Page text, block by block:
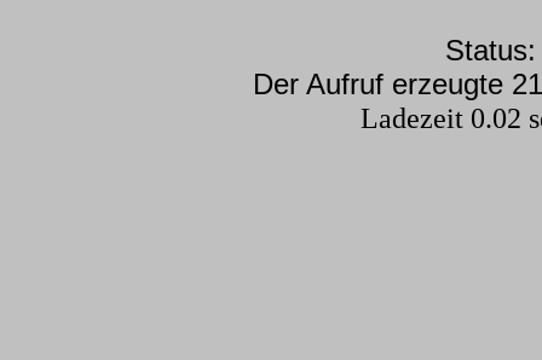
Der Aufruf erzeugte
Ladezeit 0.02